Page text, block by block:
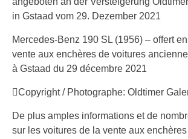
Mercedes-Benz 190 SL (1956) – offert
vente aux enchères de voitures
à Gstaad du 29 décembre 2021
Copyright / Photographe: Oldtimer
De plus amples informations et de
sur les voitures de la vente aux